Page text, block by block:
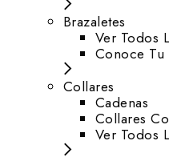
Brazaletes
Ver Todos
Conoce Tu
Collares
Cadenas
Collares
Ver Todos